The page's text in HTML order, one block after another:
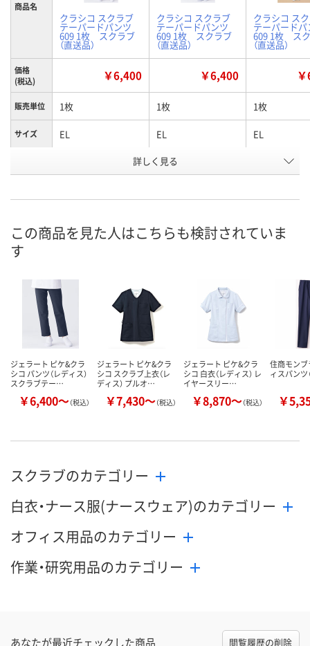
商品名
クラシコ スクラブ
テーパードパンツ
609 1枚 スクラブ
（直送品）
クラシコ スクラブ
テーパードパンツ
609 1枚 スクラブ
（直送品）
クラシコ ス
テーパードパ
609 1枚 ス
（直送品）
価格
(税込)
￥6,400 ￥6,400
販売単位 1枚 1枚 1枚
サイズ EL EL EL
ピンク ブルーラベ
号
お届け日
数量
カゴへ カゴへ カ
詳しく見る
この商品を見た人はこちらも検討されていま
す
ジェラート ピケ&クラ
シコ パンツ（レディス）
スクラブテー…
￥6,400～（税込）
ジェラート ピケ&クラ
シコ スクラブ上衣（レ
ディス） プルオ…
￥7,430～（税込）
ジェラート ピケ&クラ
シコ 白衣（レディス） レ
イヤースリー…
￥8,870～（税込）
住商モン
ィスパンツ
￥
スクラブのカテゴリー
白衣・ナース服(ナースウェア)のカテゴリー
オフィス用品のカテゴリー
作業・研究用品のカテゴリー
あなたが最近チェックした商品 閲覧履歴の削除